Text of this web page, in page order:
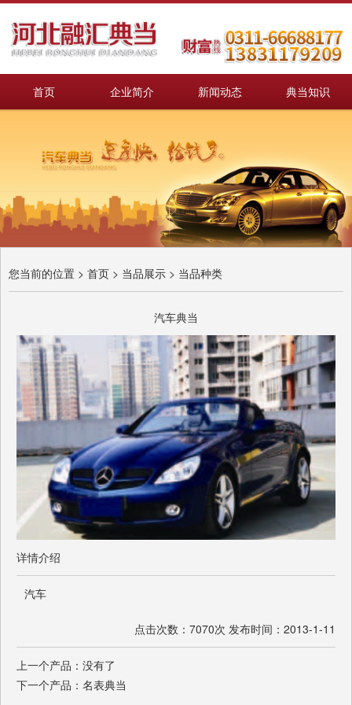
首页 企业简介 新闻动态 典当知识
您当前的位置 > 首页 > 当品展示 > 当品种类
汽车典当
详情介绍
汽车
点击次数：7070次 发布时间：2013-1-11
上一个产品：没有了
下一个产品： 名表典当